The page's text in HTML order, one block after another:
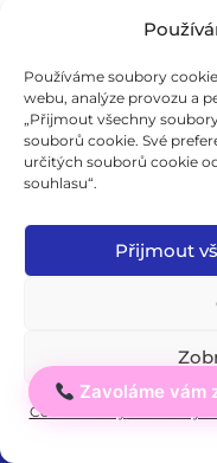
Používáme soubory
webu, analýze provozu a
„Přijmout všechny
souborů cookie. Své
určitých souborů cookie
souhlasu“.
Přijmout
Cookie Policy Soukromý:
Zavoláme vám
Důležité